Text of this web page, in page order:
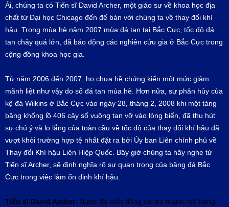
Ái, chúng ta có Tiến sĩ David Archer, một giáo sư về khoa học địa
chất từ Đại học Chicago đến để bàn với chúng ta về thay đổi khí
hậu. Trong mùa hè năm 2007 mùa đá tan tại Bắc Cực, tốc độ đá
tan chảy quá lớn, đã báo động các nghiên cứu gia ở Bắc Cực trong
cộng đồng khoa học gia.
Từ năm 2006 đến 2007, họ chưa hề chứng kiến một mức giảm
mãnh liệt như vậy do số đá tan mùa hè. Hơn nữa, sự phân hủy của
kệ đá Wilkins ở Bắc Cực vào ngày 28, tháng 2, 2008 khi một tảng
băng khổng lồ 406 cây số vuông tan vỡ vào lòng biển, đã thu hút
sự chú ý và lo lắng của toàn cầu về tốc độ của thay đổi khí hậu đã
vượt khỏi trường hợp tệ nhất đặt ra bởi Ủy ban Liên chính phủ về
Thay đổi Khí hậu Liên Hiệp Quốc. Bây giờ chúng ta hãy nghe từ
Tiến sĩ Archer, sẽ định nghĩa rõ sự quan trọng của băng đá Bắc
Cực trong việc làm ổn định khí hậu.
Tiến sĩ David Archer: Nước đá biển đóng vai trò mạnh mẽ trong